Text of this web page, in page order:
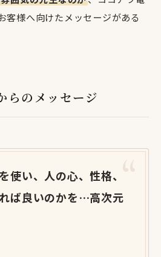
客様へ向けたメッセージがある
らのメッセージ
使い、人の心、性格、
ば良いのかを…高次元